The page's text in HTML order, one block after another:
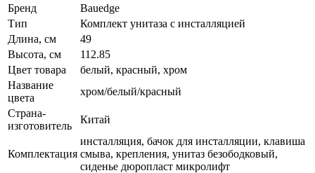
Бренд
Bauedge
Тип
Комплект унитаза c инсталляцией
Длина, см
49
Высота, см
112.85
Цвет товара
белый, красный, хром
Название
цвета
хром/белый/красный
Страна-
изготовитель
Китай
Комплектация
инсталляция, бачок для инсталляции, клавиша
смыва, крепления, унитаз безободковый,
сиденье дюропласт микролифт